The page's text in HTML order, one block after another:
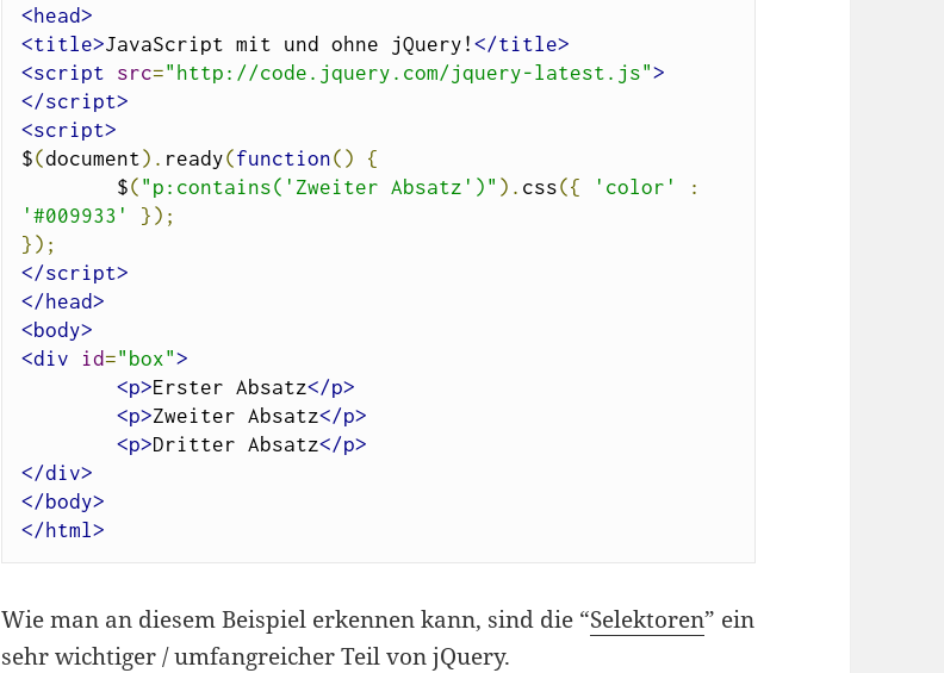
<head>
<title>JavaScript mit und ohne jQuery! </title>
<script src="http://code.jquery.com/jquery-latest.js">
</script>
<script>
$(document). ready(function()
{
	$
( "p:contains('Zweiter Absatz')" ). css({ 'color'
:
'#009933'
});
});
</script>
</head>
<body>
<div
id="box">
<p>Erster Absatz</p>
<p>Zweiter Absatz</p>
<p>Dritter Absatz</p>
</div>
</body>
</html>
Wie man an diesem Beispiel erkennen kann, sind die “Selektoren” ein
sehr wichtiger / umfangreicher Teil von jQuery.